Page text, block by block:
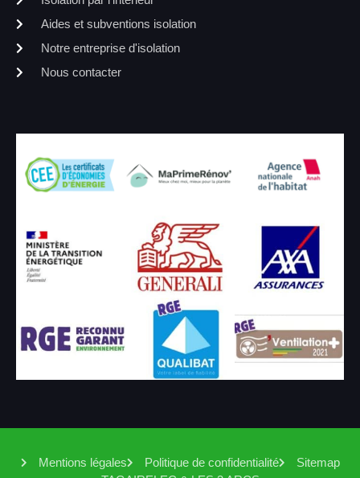
Aides et subventions isolation
Notre entreprise d'isolation
Nous contacter
Mentions légales Politique de confidentialité
Sitemap